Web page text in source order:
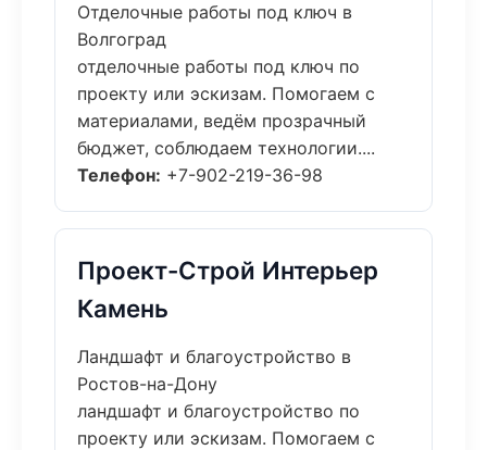
Отделочные работы под ключ в
Волгоград
отделочные работы под ключ по
проекту или эскизам. Помогаем с
материалами, ведём прозрачный
бюджет, соблюдаем технологии....
Телефон: +7-902-219-36-98
Проект-Строй Интерьер
Камень
Ландшафт и благоустройство в
Ростов-на-Дону
ландшафт и благоустройство по
проекту или эскизам. Помогаем с